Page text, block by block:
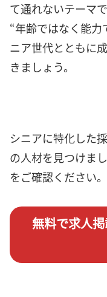
て通れないテーマで
“年齢ではなく能
ニア世代とともに
きましょう。
シニアに特化した
の人材を見つけま
をご確認ください。
無料で求人掲